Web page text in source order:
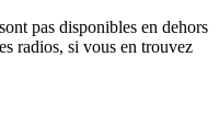
pas disponibles en dehors
radios, si vous en trouvez